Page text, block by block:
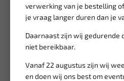
verwerking van je bestelling
je vraag langer duren dan je
Daarnaast zijn wij gedurende
niet bereikbaar.
Vanaf 22 augustus zijn wij
en doen wij ons best om